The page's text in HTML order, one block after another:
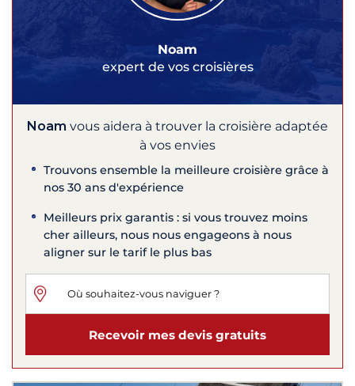
Noam
expert de vos croisières
Noam vous aidera à trouver la croisière adaptée
à vos envies
Trouvons ensemble la meilleure croisière grâce à
nos 30 ans d'expérience
Meilleurs prix garantis : si vous trouvez moins
cher ailleurs, nous nous engageons à nous
aligner sur le tarif le plus bas
Recevoir mes devis gratuits